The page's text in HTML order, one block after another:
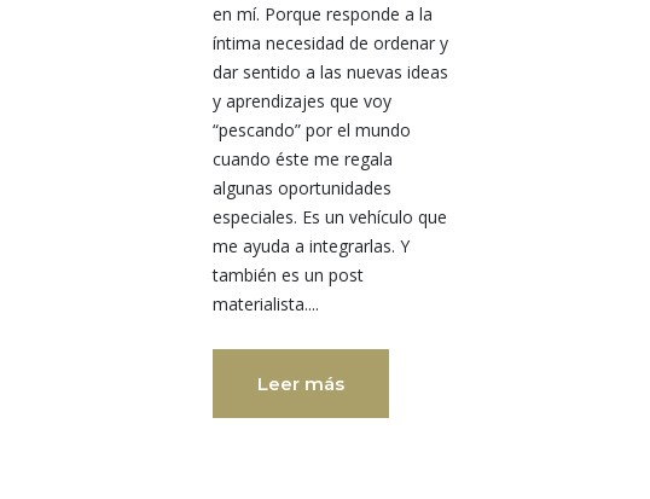
en mí. Porque responde a la
íntima necesidad de ordenar y
dar sentido a las nuevas ideas
y aprendizajes que voy
“pescando” por el mundo
cuando éste me regala
algunas oportunidades
especiales. Es un vehículo que
me ayuda a integrarlas. Y
también es un post
materialista....
Leer más